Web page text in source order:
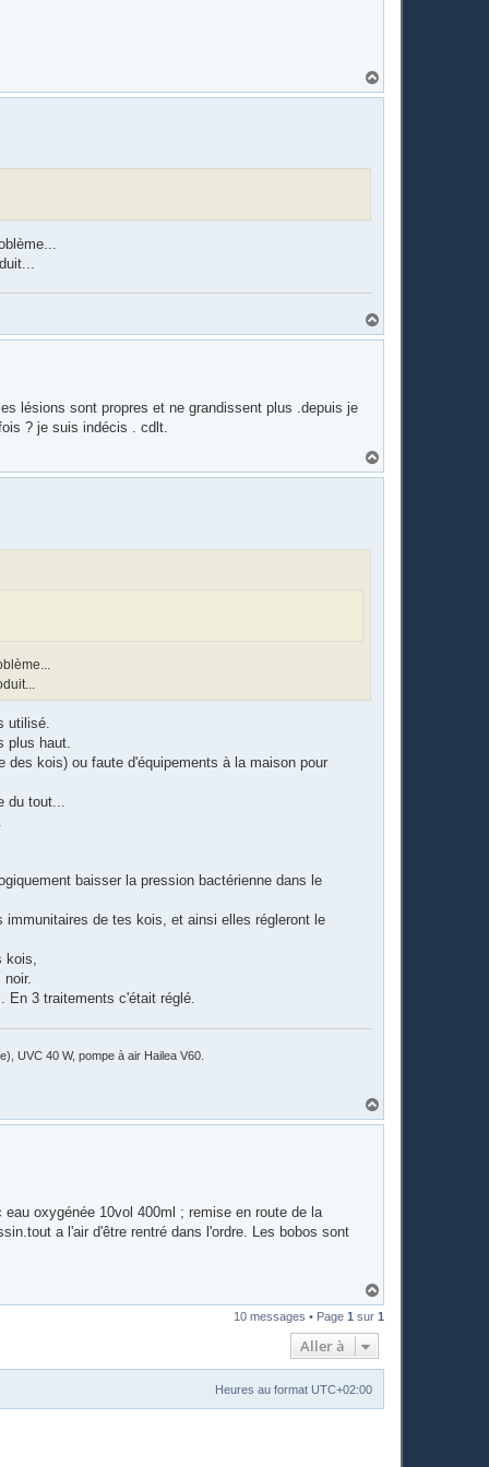
a
a
lésions sont propres et ne grandissent plus .depuis je
? je suis indécis . cdlt.
a
utilisé.
plus haut.
kois) ou faute d'équipements à la maison pour
du tout...
baisser la pression bactérienne dans le
de tes kois, et ainsi elles régleront le
kois,
noir.
En 3 traitements c'était réglé.
UVC 40 W, pompe à air Hailea V60.
a
oxygénée 10vol 400ml ; remise en route de la
a l'air d'être rentré dans l'ordre. Les bobos sont
a
u
10 messages • Page 1 sur 1
Aller à
Heures au format UTC+02:00